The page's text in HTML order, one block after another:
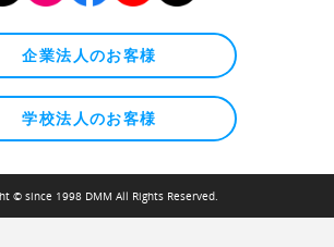
企業法人のお客様
学校法人のお客様
© since 1998 DMM All Rights Reserved.